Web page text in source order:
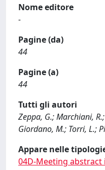
Nome editore
-
Pagine (da)
44
Pagine (a)
44
Tutti gli autori
Zeppa, G.; Marchiani,
Giordano, M.; Torri, L.;
Appare nelle
04D-Meeting abstract